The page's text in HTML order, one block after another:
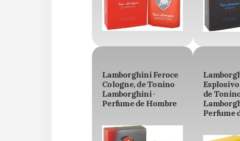
Lamborghini Feroce
Cologne, de Tonino
Lamborghini ·
Perfume de Hombre
de
Perfume